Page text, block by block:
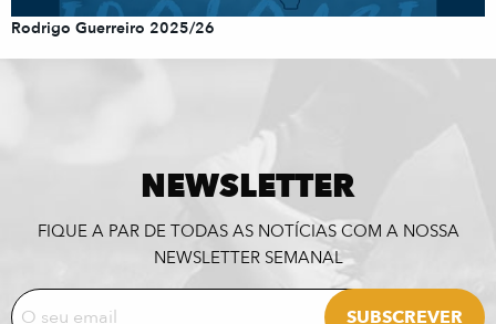
Rodrigo Guerreiro 2025/26
NEWSLETTER
FIQUE A PAR DE TODAS AS NOTÍCIAS COM A NOSSA
NEWSLETTER SEMANAL